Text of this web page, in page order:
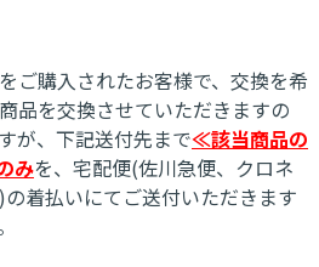
ご購入されたお客様で、交換を希
品を交換させていただきますの
が、下記送付先まで≪該当商品の
みを、宅配便(佐川急便、クロネ
着払いにてご送付いただきます